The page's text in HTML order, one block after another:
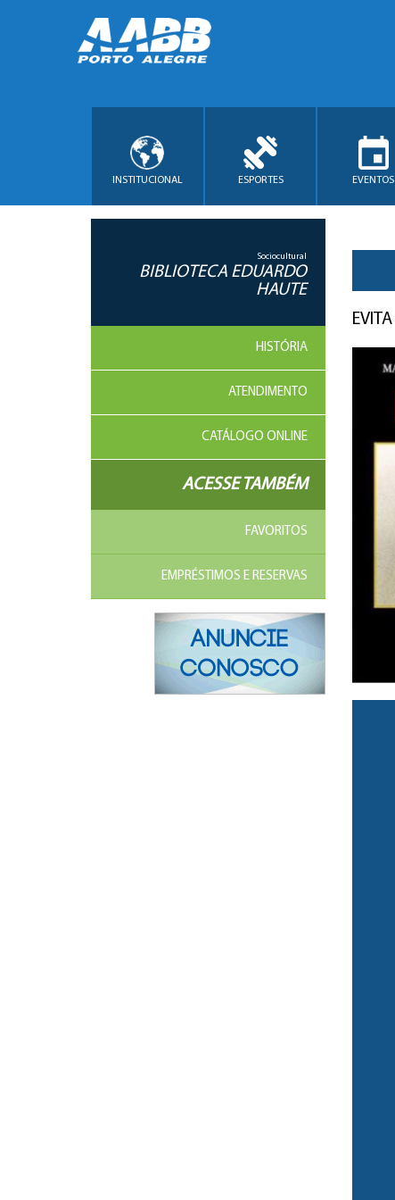
INSTITUCIONAL ESPORTES EVENTOS
Sociocultural
BIBLIOTECA EDUARDO
HAUTE
HISTÓRIA
ATENDIMENTO
CATÁLOGO ONLINE
ACESSE TAMBÉM
FAVORITOS
EMPRÉSTIMOS E RESERVAS
EVITA